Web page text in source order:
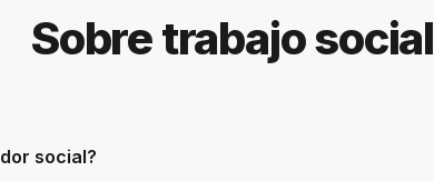
Sobre trabajo social
social?